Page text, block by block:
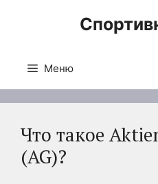
Меню
Что такое
(AG)?